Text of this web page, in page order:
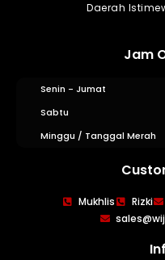
WIJAYA
Daerah
Jam
Senin - Jumat
Sabtu
Minggu / Tanggal Merah
Mukhlis Rizki